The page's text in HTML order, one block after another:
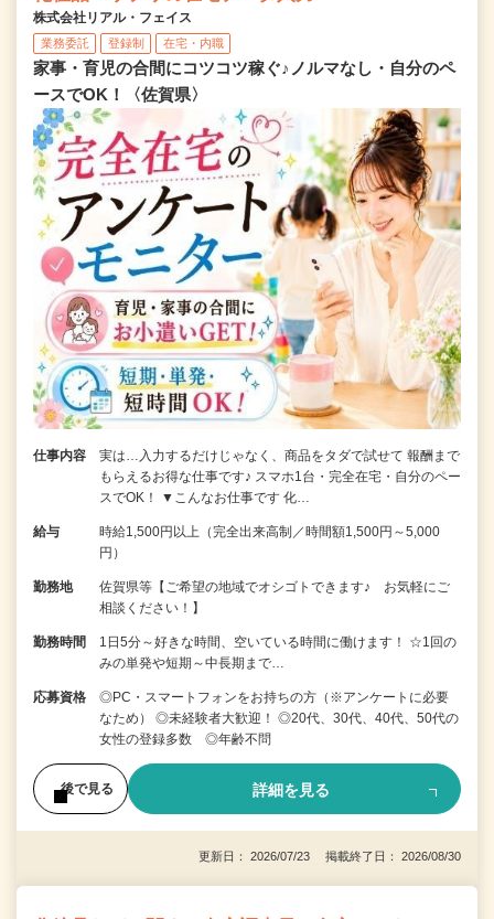
株式会社リアル・フェイス
業務委託 登録制 在宅・内職
家事・育児の合間にコツコツ稼ぐ♪ノルマなし・自分のペ
ースでOK！〈佐賀県〉
仕事内容
実は…入力するだけじゃなく、商品をタダで試せて 報酬まで
もらえるお得な仕事です♪ スマホ1台・完全在宅・自分のペー
スでOK！ ▼こんなお仕事です 化…
給与
時給1,500円以上（完全出来高制／時間額1,500円～5,000
円）
勤務地
佐賀県等【ご希望の地域でオシゴトできます♪ お気軽にご
相談ください！】
勤務時間
1日5分～好きな時間、空いている時間に働けます！ ☆1回の
みの単発や短期～中長期まで…
応募資格
◎PC・スマートフォンをお持ちの方（※アンケートに必要
なため） ◎未経験者大歓迎！ ◎20代、30代、40代、50代の
女性の登録多数 ◎年齢不問
後で見る 詳細を見る
更新日： 2026/07/23 掲載終了日： 2026/08/30